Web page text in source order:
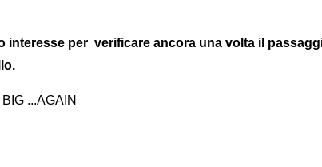
interesse per verificare ancora una volta il